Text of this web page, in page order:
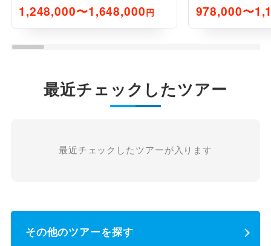
11日間
1,248,000〜1,648,000円 978,000〜
最近チェックしたツアー
最近チェックしたツアーが入ります
その他のツアーを探す